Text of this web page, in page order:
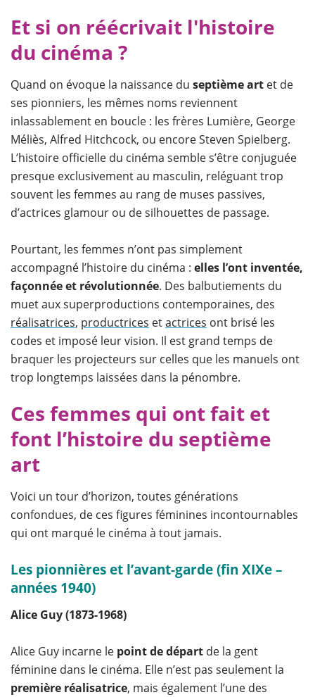
Et si on réécrivait l'histoire
du cinéma ?
Quand on évoque la naissance du septième art et de
ses pionniers, les mêmes noms reviennent
inlassablement en boucle : les frères Lumière, George
Méliès, Alfred Hitchcock, ou encore Steven Spielberg.
L’histoire officielle du cinéma semble s’être conjuguée
presque exclusivement au masculin, reléguant trop
souvent les femmes au rang de muses passives,
d’actrices glamour ou de silhouettes de passage.
Pourtant, les femmes n’ont pas simplement
accompagné l’histoire du cinéma : elles l’ont inventée,
façonnée et révolutionnée. Des balbutiements du
muet aux superproductions contemporaines, des
réalisatrices, productrices etactrices ont brisé les
codes et imposé leur vision. Il est grand temps de
braquer les projecteurs sur celles que les manuels ont
trop longtemps laissées dans la pénombre.
Ces femmes qui ont fait et
font l’histoire du septième
art
Voici un tour d’horizon, toutes générations
confondues, de ces figures féminines incontournables
qui ont marqué le cinéma à tout jamais.
Les pionnières et l’avant-garde (fin XIXe –
années 1940)
Alice Guy (1873-1968)
Alice Guy incarne le point de départ de la gent
féminine dans le cinéma. Elle n’est pas seulement la
première réalisatrice, mais également l’une des